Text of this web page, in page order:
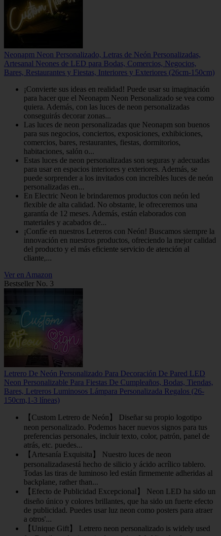
Neonapm Neon Personalizado, Letras de Neón Personalizadas,
Artesanal Neones de LED para Bodas, Comercios, Negocios,
Bares, Restaurantes y Fiestas, Interiores y Exteriores (26cm-150cm)
¡Convierte sus ideas en realidad! Puede usar su imaginación
para hacer que el Neonapm Neon Personalizado se vea como
quiera. Además, con las luces de neon personalizadas
conseguirás decorar zonas...
Las luces de neon personalizadas que Neonapm son buenos
para sus negocios, conciertos, exposiciones, exhibiciones,
comercios, bares, restaurantes, fiestas, dormitorios,
habitaciones, salón o...
Estas luces de neon personalizadas son seguras y adecuadas
para usar en espacios interiores y exteriores. Además, se
puede sorprender a los invitados con increíbles luces de neón
personalizadas en...
En Electric Neon le brindaremos productos con neón led
flexible de alta calidad. No obstante, le ofreceremos una
garantía de 12 meses. Además, están elaborados con
materiales y acabados de...
¡Confíe en nuestros Letreros con Neón! Buscamos siempre la
innovación en nuestros productos, ofreciendo la mejor calidad
del producto y el más eficiente servicio de atención al
cliante,...
Ver en Amazon
Bestseller No. 3
Letrero De Neón Personalizado Para Decoración De Pared LED
Neon Personalizable Para Fiestas De Cumpleaños, Bodas, Tiendas,
Bares, Letreros Luminosos Lámpara Personalizada Regalos (26-
150cm,1-3 líneas)
【Custom Letrero de Neón】 Diseñar su propio logotipo
neon personalizado. Podemos hacer nuevos signos para tus
preferencias personales, incluir texto, color, patrón, panel de
atrás, etc. puedes...
【Artesanía Exquisita】 Nuestro luces de neon
personalizadasestá hecho de silicio y ácido acrílico tablero.
Todas las tiras de luminoso led están firmemente adheridas al
backplane, rather than...
【Efecto de Publicidad Excepcional】 Neon LED ha sido un
diseño único y colores brillantes, que ha sido un fuerte efecto
de publicidad. Puedes usar luz neon como posters para atraer
a otros'...
【Unique Gift】 Letrero neon personalizado is widely used